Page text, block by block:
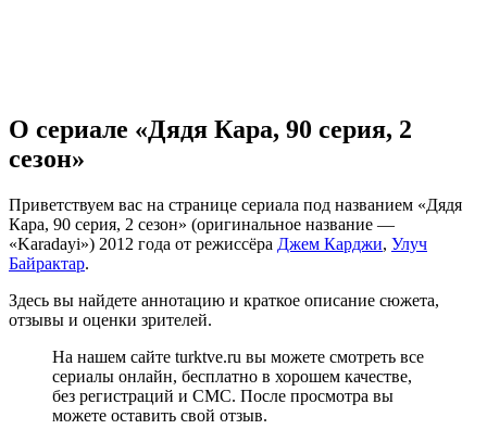
О сериале «Дядя Кара, 90 серия, 2
сезон»
Приветствуем вас на странице сериала под названием «Дядя
Кара, 90 серия, 2 сезон» (оригинальное название —
«Karadayi») 2012 года от режиссёра Джем Карджи, Улуч
Байрактар.
Здесь вы найдете аннотацию и краткое описание сюжета,
отзывы и оценки зрителей.
На нашем сайте turktve.ru вы можете смотреть все
сериалы онлайн, бесплатно в хорошем качестве,
без регистраций и СМС. После просмотра вы
можете оставить свой отзыв.